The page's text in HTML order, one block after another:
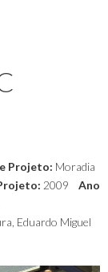
Projeto: Moradia
2009 Ano
Eduardo Miguel